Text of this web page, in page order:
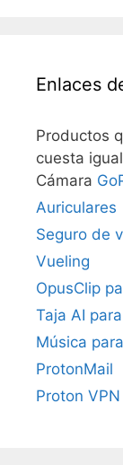
Enlaces
Productos
cuesta
Cámara
Auriculares
Seguro de
Vueling
OpusClip
Taja AI
Música
ProtonMail
Proton VPN